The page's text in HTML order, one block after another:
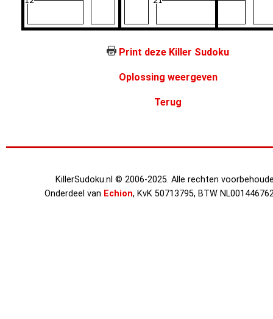
Print deze Killer Sudoku
Oplossing weergeven
Terug
KillerSudoku.nl © 2006-2025. Alle rechten
Onderdeel van Echion, KvK 50713795, BTW